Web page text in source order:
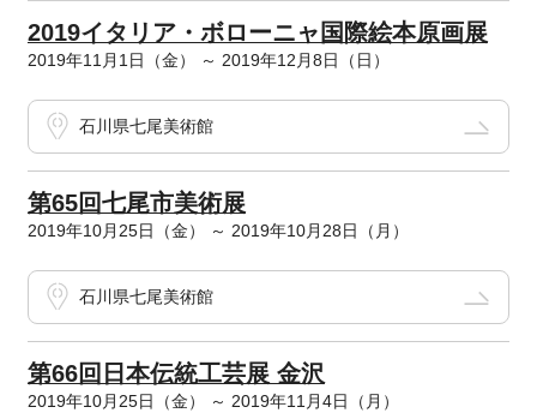
2019イタリア・ボローニャ国際絵本原画展
2019年11月1日（金） ～ 2019年12月8日（日）
石川県七尾美術館
第65回七尾市美術展
2019年10月25日（金） ～ 2019年10月28日（月）
石川県七尾美術館
第66回日本伝統工芸展 金沢
2019年10月25日（金） ～ 2019年11月4日（月）